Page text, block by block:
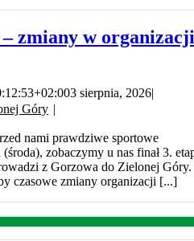
zmiany w organizacji
3 sierpnia, 2026|
Góry |
nami prawdziwe sportowe
zobaczymy u nas finał 3.
z Gorzowa do Zielonej Góry.
czasowe zmiany organizacji [...]